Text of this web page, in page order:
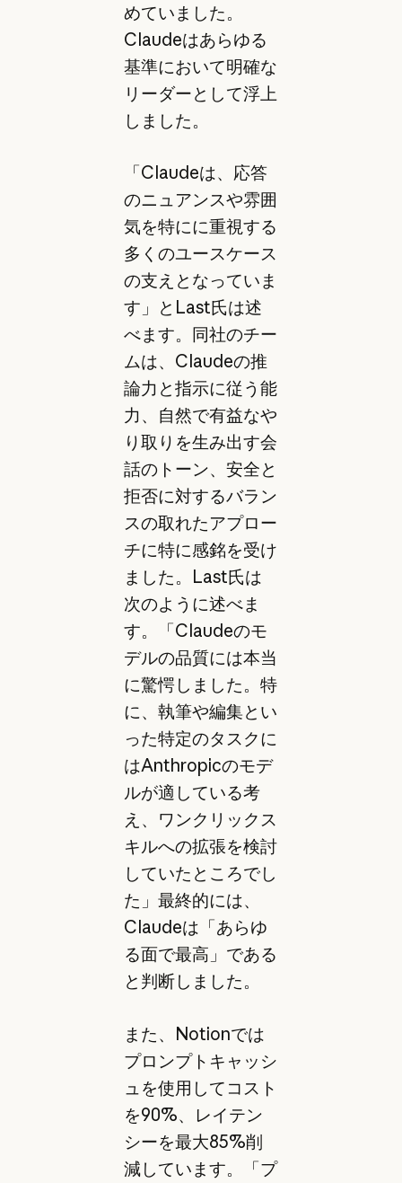
めていました。
Claudeはあらゆる
基準において明確な
リーダーとして浮上
しました。
「Claudeは、応答
のニュアンスや雰囲
気を特にに重視する
多くのユースケース
の支えとなっていま
す」とLast氏は述
べます。同社のチー
ムは、Claudeの推
論力と指示に従う能
力、自然で有益なや
り取りを生み出す会
話のトーン、安全と
拒否に対するバラン
スの取れたアプロー
チに特に感銘を受け
ました。Last氏は
次のように述べま
す。「Claudeのモ
デルの品質には本当
に驚愕しました。特
に、執筆や編集とい
った特定のタスクに
はAnthropicのモデ
ルが適している考
え、ワンクリックス
キルへの拡張を検討
していたところでし
た」最終的には、
Claudeは「あらゆ
る面で最高」である
と判断しました。
また、Notionでは
プロンプトキャッシ
ュを使用してコスト
を90%、レイテン
シーを最大85%削
減しています。「プ